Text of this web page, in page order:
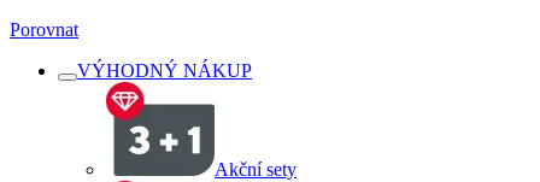
Porovnat
VÝHODNÝ NÁKUP
Akční sety